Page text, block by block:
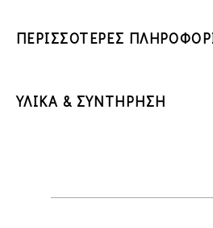
ΠΕΡΙΣΣΟΤΕΡΕΣ
ΥΛΙΚΑ & ΣΥΝΤΗΡΗΣΗ